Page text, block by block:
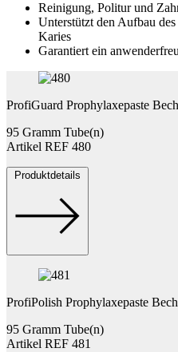
Reinigung, Politur und
Unterstützt den Aufbau
Karies
Garantiert ein
ProfiGuard Prophylaxepaste
95 Gramm Tube(n)
Artikel REF 480
Produktdetails
ProfiPolish Prophylaxepaste
95 Gramm Tube(n)
Artikel REF 481